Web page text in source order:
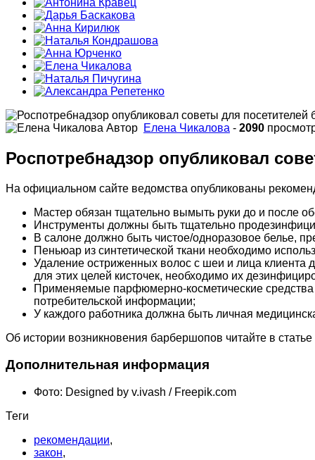
Автор Елена Чикалова - 2090
Роспотребнадзор опубликовал
На официальном сайте ведомства опубликованы
Мастер обязан тщательно вымыть руки до и после
Инструменты должны быть тщательно
В салоне должно быть чистое/одноразовое белье,
Пеньюар из синтетической ткани необходимо
Удаление остриженных волос с шеи и лица клиента
для этих целей кисточек, необходимо их
Применяемые парфюмерно-косметические средства
потребительской информации;
У каждого работника должна быть личная
Об истории возникновения барбершопов читайте в
Дополнительная информация
Фото: Designed by v.ivash / Freepik.com
Теги
рекомендации,
закон,